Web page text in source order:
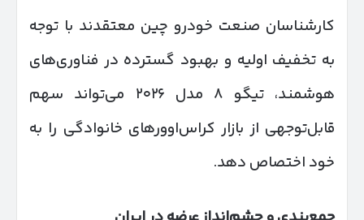
کارشناسان صنعت خودرو چین معتقدند با توجه
به تخفیف اولیه و بهبود گسترده در فناوری‌های
هوشمند، تیگو ۸ مدل ۲۰۲۶ می‌تواند سهم
قابل‌توجهی از بازار کراس‌اوورهای خانوادگی را به
خود اختصاص دهد.